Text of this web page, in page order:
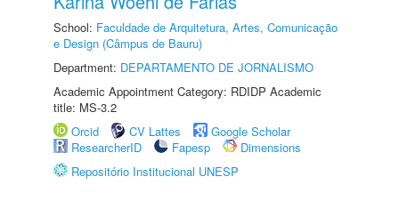
School: Faculdade de Arquitetura, Artes, Comunicação
e Design (Câmpus de Bauru)
Department: DEPARTAMENTO DE JORNALISMO
Academic Appointment Category: RDIDP Academic
title: MS-3.2
Orcid
CV Lattes
Google Scholar
ResearcherID
Fapesp
Dimensions
Repositório Institucional UNESP